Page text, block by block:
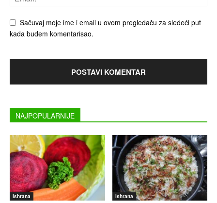
Sačuvaj moje ime i email u ovom pregledaču za sledeći put
kada budem komentarisao.
NAJPOPULARNIJE
Ishrana Ishrana